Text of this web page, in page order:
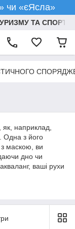
чи «єЯсла»
ТА СПОРТУ
наприклад,
Одна з його
маскою, ви
дно чи
ваші рухи
обійтися.
У